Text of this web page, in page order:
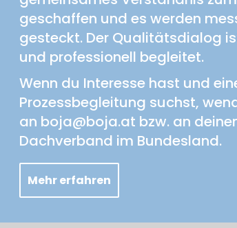
geschaffen und es werden
gesteckt. Der Qualitätsdialog
und professionell begleitet.
Wenn du Interesse hast und
Prozessbegleitung suchst,
an boja@boja.at bzw. an
Dachverband im Bundesland.
Mehr erfahren